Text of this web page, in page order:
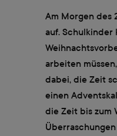
Am Morgen des
auf. Schulkinder
arbeiten
dabei, die Zeit
einen
die Zeit bis zum